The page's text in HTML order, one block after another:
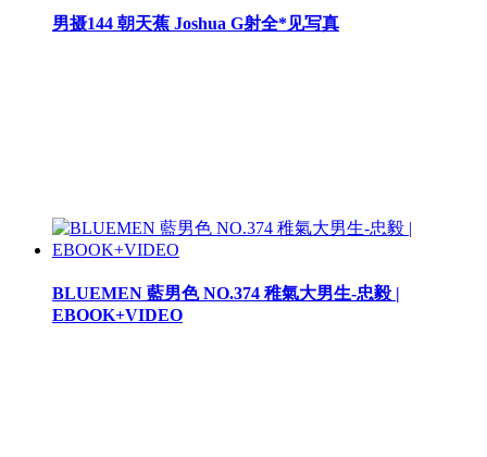
男摄144 朝天蕉 Joshua G射全*见写真
BLUEMEN 藍男色 NO.374 稚氣大男生-忠毅 |
EBOOK+VIDEO